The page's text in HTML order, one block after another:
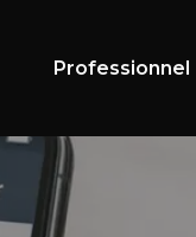
Professionnel